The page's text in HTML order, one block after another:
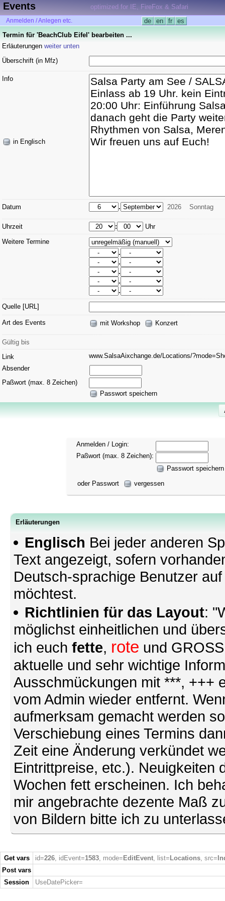
Events optimized for IE, FireFox & Safari
Anmelden / Anlegen etc. de en fr
es
Termin für 'BeachClub Eifel' bearbeiten ...
Erläuterungen weiter unten
Überschrift (in Mfz)
Info
in Englisch
Datum . 2026 Sonntag
Uhrzeit :
Uhr
Weitere Termine
.
.
.
.
.
Quelle [URL]
Art des Events mit Workshop Konzert
Gültig bis
Link
www.SalsaAixchange.de/Locations/
Absender
Paßwort (max. 8 Zeichen)
Passwort speichern
Anmelden / Login:
Paßwort (max. 8 Zeichen):
Passwort speichern
oder Passwort
vergessen
Erläuterungen
Englisch Bei jeder anderen
Text angezeigt, sofern
Deutsch-sprachige Benutzer
möchtest.
Richtlinien für das Layout:
möglichst einheitlichen und
ich euch fette, rote und
aktuelle und sehr wichtige
Ausschmückungen mit ***, +++
vom Admin wieder entfernt.
aufmerksam gemacht werden
Verschiebung eines Termins
Zeit eine Änderung verkündet
Eintrittpreise, etc.). Neuigkeiten
Wochen fett erscheinen. Ich
mir angebrachte dezente Maß
von Bildern bitte ich zu
Get vars id=226, idEvent=1583, mode= EditEvent, list= Locations, src=
Post vars
Session
UseDatePicker=